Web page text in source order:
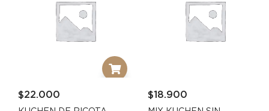
$22.000 $18.900